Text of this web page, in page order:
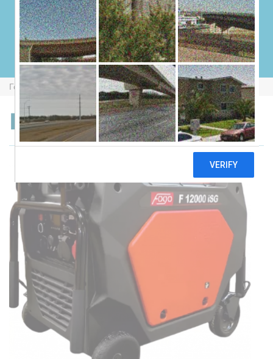
ГАЗОВІ ГЕНЕРАТОРИ
ЗВАРЮВАЛЬНІ ГЕНЕРАТОРИ
ГЕНЕРАТОРИ ВІД ВВП
Головна Бензинові Генератори Fogo F12000iSG
Fogo F12000iSG